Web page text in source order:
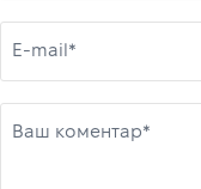
E-mail*
Ваш коментар*